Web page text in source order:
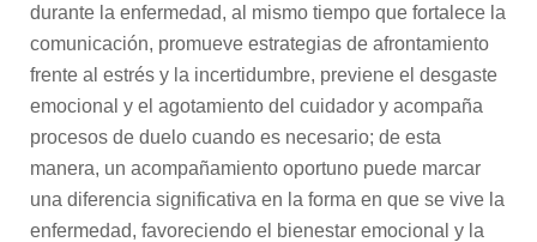
durante la enfermedad, al mismo tiempo que fortalece la
comunicación, promueve estrategias de afrontamiento
frente al estrés y la incertidumbre, previene el desgaste
emocional y el agotamiento del cuidador y acompaña
procesos de duelo cuando es necesario; de esta
manera, un acompañamiento oportuno puede marcar
una diferencia significativa en la forma en que se vive la
enfermedad, favoreciendo el bienestar emocional y la